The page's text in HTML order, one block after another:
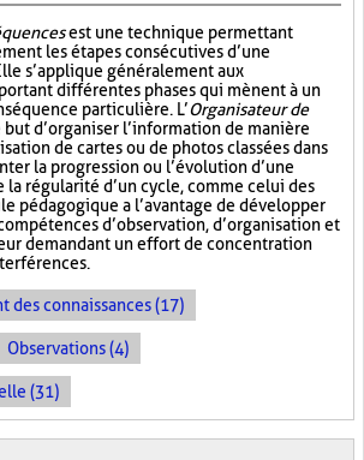
est une technique permettant
les étapes consécutives d’une
s’applique généralement aux
différentes phases qui mènent à un
particulière. L’Organisateur de
d’organiser l’information de manière
de cartes ou de photos classées dans
la progression ou l’évolution d’une
la régularité d’un cycle, comme celui des
pédagogique a l’avantage de développer
d’observation, d’organisation et
demandant un effort de concentration
des connaissances (17)
Observations (4)
(31)